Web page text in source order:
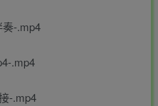
-.mp4
.mp4
-.mp4